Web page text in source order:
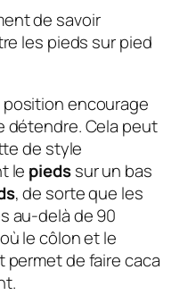
de savoir
les pieds sur pied
encourage
détendre. Cela peut
de style
le piedssur un bas
, de sorte que les
au-delà de 90
le côlon et le
de faire caca